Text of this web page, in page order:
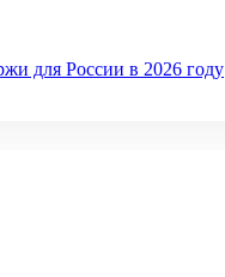
для России в 2026 году